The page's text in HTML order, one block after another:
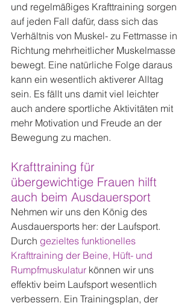
und regelmäßiges Krafttraining sorgen
auf jeden Fall dafür, dass sich das
Verhältnis von Muskel- zu Fettmasse in
Richtung mehrheitlicher Muskelmasse
bewegt. Eine natürliche Folge daraus
kann ein wesentlich aktiverer Alltag
sein. Es fällt uns damit viel leichter
auch andere sportliche Aktivitäten mit
mehr Motivation und Freude an der
Bewegung zu machen.
Krafttraining für
übergewichtige Frauen hilft
auch beim Ausdauersport
Nehmen wir uns den König des
Ausdauersports her: der Laufsport.
Durch gezieltes funktionelles
Krafttraining der Beine, Hüft- und
Rumpfmuskulatur können wir uns
effektiv beim Laufsport wesentlich
verbessern. Ein Trainingsplan, der